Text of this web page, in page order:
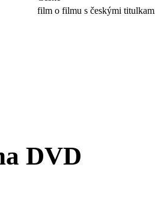
film o filmu s českými
DVD